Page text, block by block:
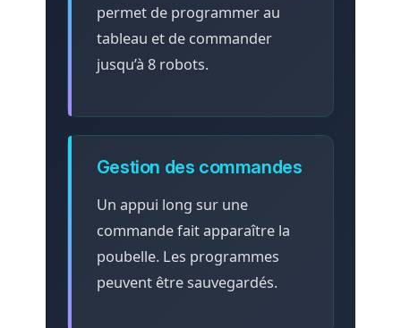
permet de programmer au
tableau et de commander
jusqu’à 8 robots.
Gestion des commandes
Un appui long sur une
commande fait apparaître la
poubelle. Les programmes
peuvent être sauvegardés.